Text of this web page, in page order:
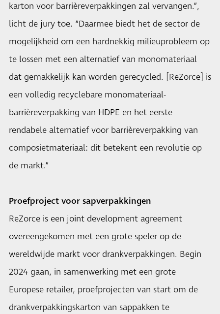
karton voor barrièreverpakkingen zal vervangen.”,
licht de jury toe. “Daarmee biedt het de sector de
mogelijkheid om een hardnekkig milieuprobleem op
te lossen met een alternatief van monomateriaal
dat gemakkelijk kan worden gerecycled. [ReZorce] is
een volledig recyclebare monomateriaal-
barrièreverpakking van HDPE en het eerste
rendabele alternatief voor barrièreverpakking van
composietmateriaal: dit betekent een revolutie op
de markt.”
Proefproject voor sapverpakkingen
ReZorce is een joint development agreement
overeengekomen met een grote speler op de
wereldwijde markt voor drankverpakkingen. Begin
2024 gaan, in samenwerking met een grote
Europese retailer, proefprojecten van start om de
drankverpakkingskarton van sappakken te